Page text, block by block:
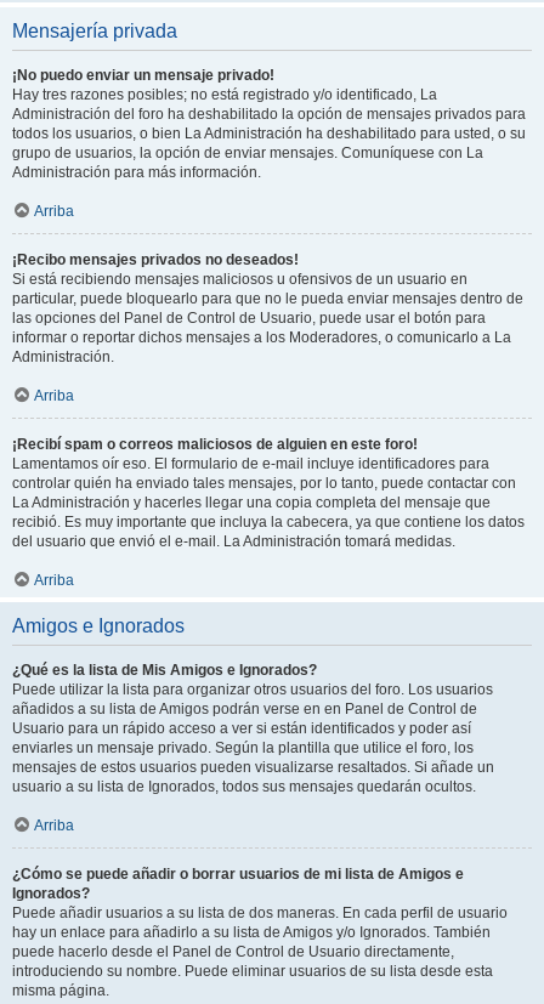
Mensajería privada
¡No puedo enviar un mensaje privado!
Hay tres razones posibles; no está registrado y/o identificado, La
Administración del foro ha deshabilitado la opción de mensajes privados para
todos los usuarios, o bien La Administración ha deshabilitado para usted, o su
grupo de usuarios, la opción de enviar mensajes. Comuníquese con La
Administración para más información.
Arriba
¡Recibo mensajes privados no deseados!
Si está recibiendo mensajes maliciosos u ofensivos de un usuario en
particular, puede bloquearlo para que no le pueda enviar mensajes dentro de
las opciones del Panel de Control de Usuario, puede usar el botón para
informar o reportar dichos mensajes a los Moderadores, o comunicarlo a La
Administración.
Arriba
¡Recibí spam o correos maliciosos de alguien en este foro!
Lamentamos oír eso. El formulario de e-mail incluye identificadores para
controlar quién ha enviado tales mensajes, por lo tanto, puede contactar con
La Administración y hacerles llegar una copia completa del mensaje que
recibió. Es muy importante que incluya la cabecera, ya que contiene los datos
del usuario que envió el e-mail. La Administración tomará medidas.
Arriba
Amigos e Ignorados
¿Qué es la lista de Mis Amigos e Ignorados?
Puede utilizar la lista para organizar otros usuarios del foro. Los usuarios
añadidos a su lista de Amigos podrán verse en en Panel de Control de
Usuario para un rápido acceso a ver si están identificados y poder así
enviarles un mensaje privado. Según la plantilla que utilice el foro, los
mensajes de estos usuarios pueden visualizarse resaltados. Si añade un
usuario a su lista de Ignorados, todos sus mensajes quedarán ocultos.
Arriba
¿Cómo se puede añadir o borrar usuarios de mi lista de Amigos e
Ignorados?
Puede añadir usuarios a su lista de dos maneras. En cada perfil de usuario
hay un enlace para añadirlo a su lista de Amigos y/o Ignorados. También
puede hacerlo desde el Panel de Control de Usuario directamente,
introduciendo su nombre. Puede eliminar usuarios de su lista desde esta
misma página.